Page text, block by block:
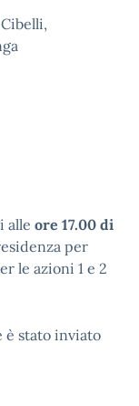
alle ore 17.00 di
per
le azioni 1 e 2
stato inviato